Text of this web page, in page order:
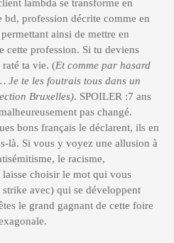
lambda se transforme en
bd, profession décrite comme en
ainsi de mettre en
cette profession. Si tu deviens
raté ta vie. (Et comme par hasard
Je te les foutrais tous dans un
Bruxelles). SPOILER :7 ans
pas changé.
bons français le déclarent, ils en
là. Si vous y voyez une allusion à
le racisme,
choisir le mot qui vous
avec) qui se développent
le grand gagnant de cette foire